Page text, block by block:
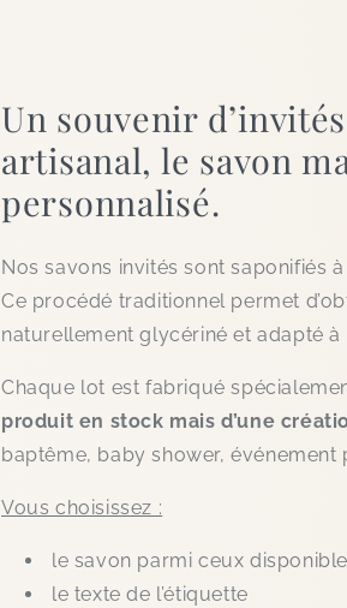
Un souvenir
artisanal, le savon
personnalisé.
Nos savons invités sont saponifiés
Ce procédé traditionnel permet
naturellement glycériné et adapté à
Chaque lot est fabriqué
produit en stock mais d’une
baptême, baby shower,
Vous choisissez :
le savon parmi ceux
le texte de l’étiquette